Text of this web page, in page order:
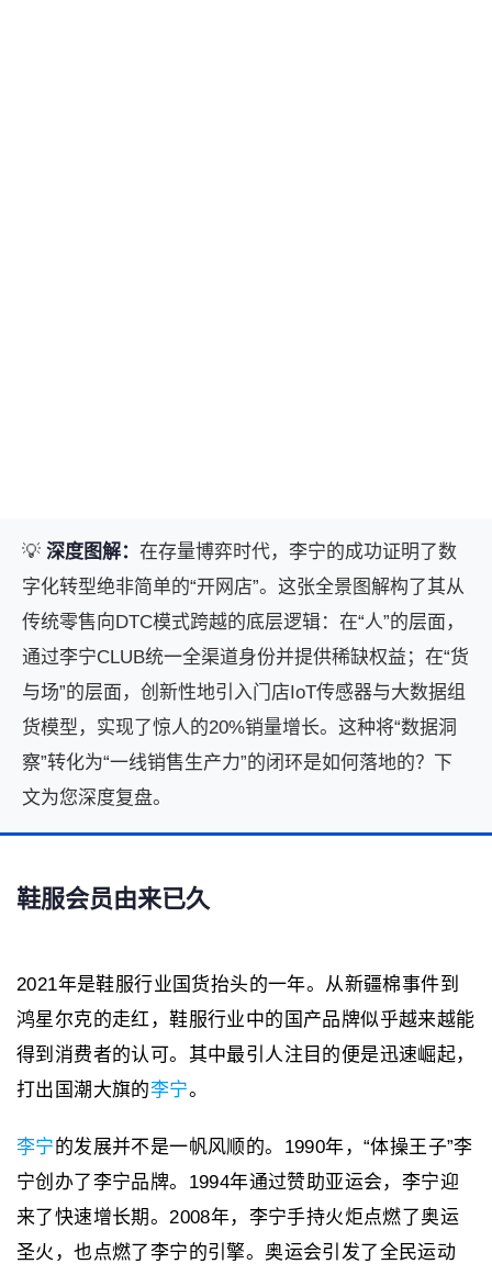
💡 深度图解： 在存量博弈时代，李宁的成功证明了数
字化转型绝非简单的“开网店”。这张全景图解构了其从
传统零售向DTC模式跨越的底层逻辑：在“人”的层面，
通过李宁CLUB统一全渠道身份并提供稀缺权益；在“货
与场”的层面，创新性地引入门店IoT传感器与大数据组
货模型，实现了惊人的20%销量增长。这种将“数据洞
察”转化为“一线销售生产力”的闭环是如何落地的？下
文为您深度复盘。
鞋服会员由来已久
2021年是鞋服行业国货抬头的一年。从新疆棉事件到
鸿星尔克的走红，鞋服行业中的国产品牌似乎越来越能
得到消费者的认可。其中最引人注目的便是迅速崛起，
打出国潮大旗的李宁。
李宁的发展并不是一帆风顺的。1990年，“体操王子”李
宁创办了李宁品牌。1994年通过赞助亚运会，李宁迎
来了快速增长期。2008年，李宁手持火炬点燃了奥运
圣火，也点燃了李宁的引擎。奥运会引发了全民运动